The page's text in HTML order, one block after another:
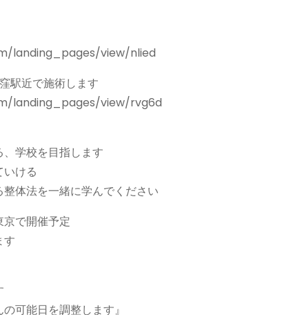
landing_pages/view/nlied
駅近で施術します
landing_pages/view/rvg6d
学校を目指します
ける
体法を一緒に学んでください
で開催予定
す
可能日を調整します』